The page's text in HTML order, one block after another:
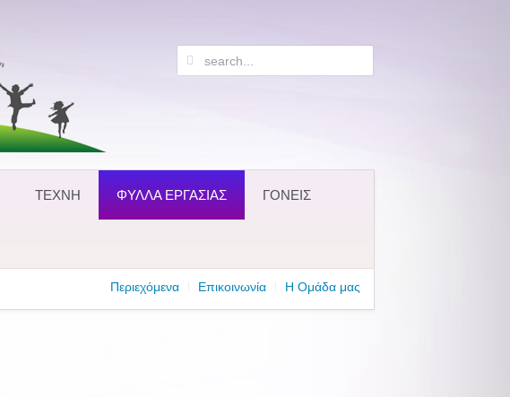
ΤΕΧΝΗ ΦΥΛΛΑ ΕΡΓΑΣΙΑΣ ΓΟΝΕΙΣ
Περιεχόμενα Επικοινωνία Η Ομάδα μας